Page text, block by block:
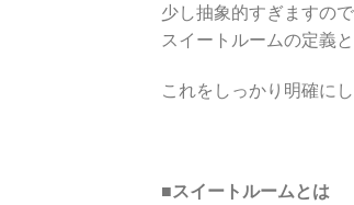
少し抽象的すぎますの
スイートルームの定義と
これをしっかり明確にし
■スイートルームとは